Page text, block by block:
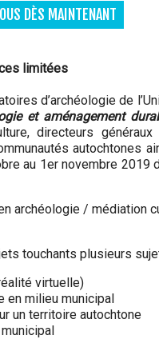
DÈS MAINTENANT
limitées
d’archéologie de
et aménagement
directeurs
autochtones
au 1er novembre 2019
/ médiation
touchants plusieurs
virtuelle)
en milieu municipal
un territoire autochtone